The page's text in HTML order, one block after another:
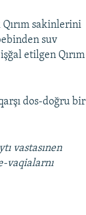
Qırım sakinlerini
suv
etilgen Qırım
dos-doğru bir
vastasınen
vaqialarnı